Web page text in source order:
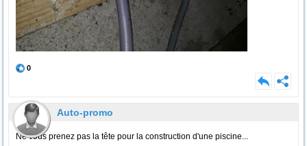
0
Auto-promo
Ne vous prenez pas la tête pour la construction d'une piscine...